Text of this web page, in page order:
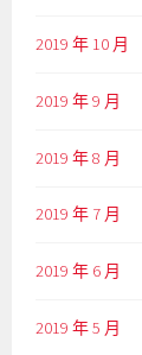
2019 年 10 月
2019 年 9 月
2019 年 8 月
2019 年 7 月
2019 年 6 月
2019 年 5 月